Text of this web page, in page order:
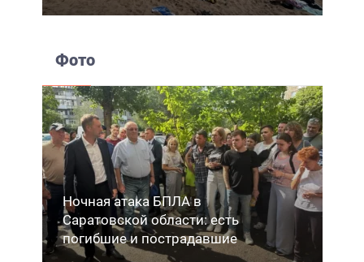
Фото
Ночная атака БПЛА в
Саратовской области: есть
погибшие и пострадавшие